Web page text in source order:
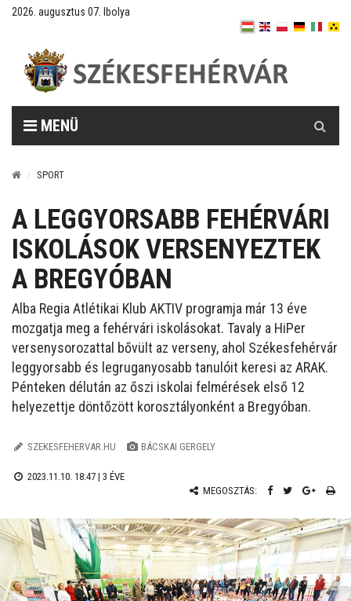
2026. augusztus 07. Ibolya
MENÜ
SPORT
A LEGGYORSABB FEHÉRVÁRI
ISKOLÁSOK VERSENYEZTEK
A BREGYÓBAN
Alba Regia Atlétikai Klub AKTIV programja már 13 éve
mozgatja meg a fehérvári iskolásokat. Tavaly a HiPer
versenysorozattal bővült az verseny, ahol Székesfehérvár
leggyorsabb és legruganyosabb tanulóit keresi az ARAK.
Pénteken délután az őszi iskolai felmérések első 12
helyezettje döntőzött korosztályonként a Bregyóban.
SZEKESFEHERVAR.HU BÁCSKAI GERGELY
2023.11.10. 18:47 | 3 ÉVE
MEGOSZTÁS: